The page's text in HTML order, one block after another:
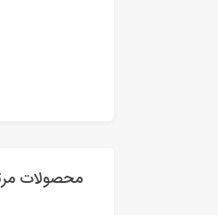
محصولات